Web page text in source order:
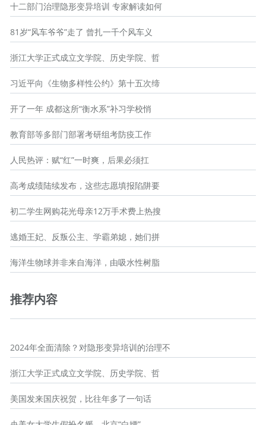
十二部门治理隐形变异培训 专家解读如何
81岁“风车爷爷”走了 曾扎一千个风车义
浙江大学正式成立文学院、历史学院、哲
习近平向《生物多样性公约》第十五次缔
开了一年 成都这所“衡水系”补习学校悄
教育部等多部门部署考研组考防疫工作
人民热评：赋“红”一时爽，后果必须扛
高考成绩陆续发布，这些志愿填报陷阱要
初二学生网购花光母亲12万手术费上热搜
逃婚王妃、反叛公主、学霸弟媳，她们拼
海洋生物球并非来自海洋，由吸水性树脂
推荐内容
2024年全面清除？对隐形变异培训的治理不
浙江大学正式成立文学院、历史学院、哲
美国发来国庆祝贺，比往年多了一句话